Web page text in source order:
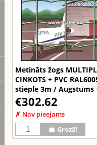
Metināts žogs
CINKOTS + PVC
stieple 3m / Augstums
€302.62
✗ Nav pieejams
Grozā!